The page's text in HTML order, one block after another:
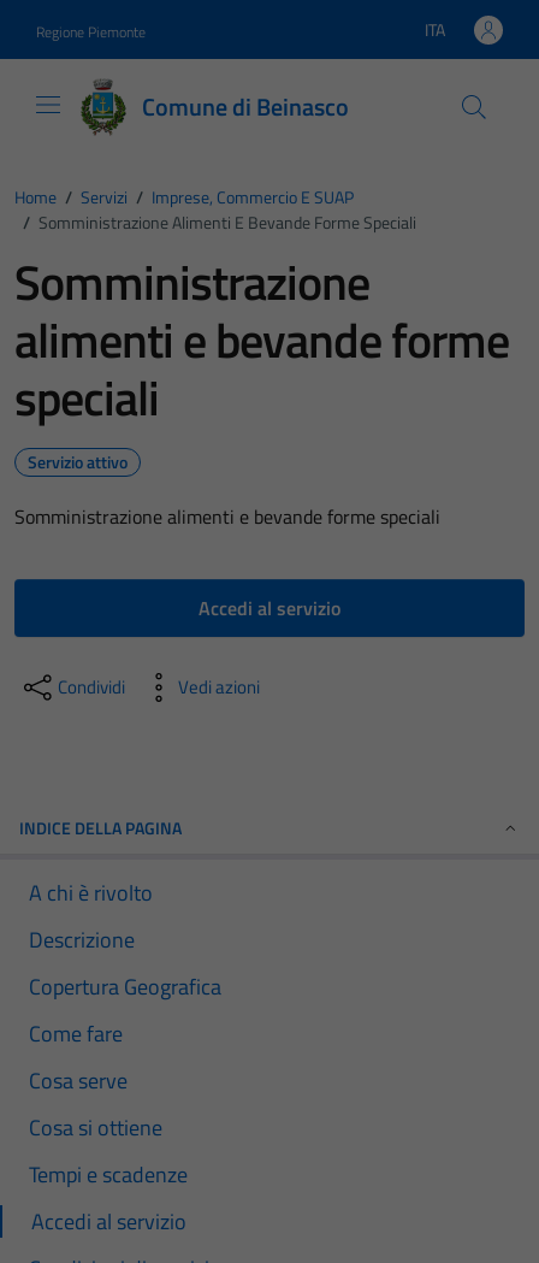
Regione Piemonte Lingua attiva:
ITA
Comune di Beinasco
Home / Servizi / Imprese, Commercio E SUAP
/ Somministrazione Alimenti E Bevande Forme Speciali
Somministrazione
alimenti e bevande forme
speciali
Servizio attivo
Somministrazione alimenti e bevande forme speciali
Accedi al servizio
Condividi Vedi azioni
INDICE DELLA PAGINA
A chi è rivolto
Descrizione
Copertura Geografica
Come fare
Cosa serve
Cosa si ottiene
Tempi e scadenze
Accedi al servizio